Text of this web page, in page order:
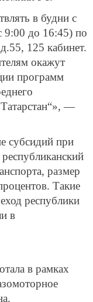
в будни с
до 16:45) по
125 кабинет.
окажут
программ
—
субсидий при
размер
Такие
республики
в
в рамках